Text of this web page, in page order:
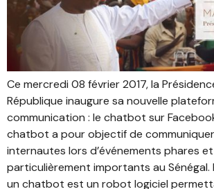
Ce mercredi 08 février 2017, la
République inaugure sa nouvelle
communication : le chatbot sur
chatbot a pour objectif de
internautes lors d’événements phares
particulièrement importants au Sénégal.
un chatbot est un robot logiciel